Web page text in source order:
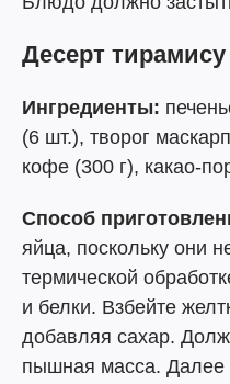
Десерт
Ингредиенты:
(6 шт.), творог
кофе (300 г), какао-
Способ
яйца, поскольку они
термической
и белки. Взбейте
добавляя сахар.
пышная масса. Далее